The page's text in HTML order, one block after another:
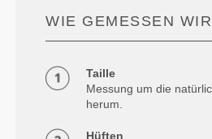
WIE GEMESSEN
Taille
Messung um die
herum.
Hüften